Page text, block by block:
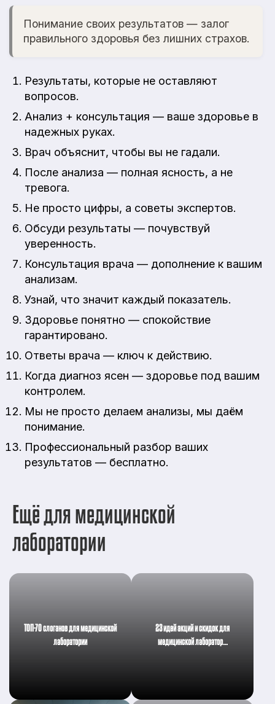
Понимание своих результатов — залог
правильного здоровья без лишних страхов.
Результаты, которые не оставляют
вопросов.
Анализ + консультация — ваше здоровье в
надежных руках.
Врач объяснит, чтобы вы не гадали.
После анализа — полная ясность, а не
тревога.
Не просто цифры, а советы экспертов.
Обсуди результаты — почувствуй
уверенность.
Консультация врача — дополнение к вашим
анализам.
Узнай, что значит каждый показатель.
Здоровье понятно — спокойствие
гарантировано.
Ответы врача — ключ к действию.
Когда диагноз ясен — здоровье под вашим
контролем.
Мы не просто делаем анализы, мы даём
понимание.
Профессиональный разбор ваших
результатов — бесплатно.
Ещё для медицинской
лаборатории
ТОП-70 слоганов для медицинской
лаборатории
23 идей акций и скидок для
медицинской лаборатор…